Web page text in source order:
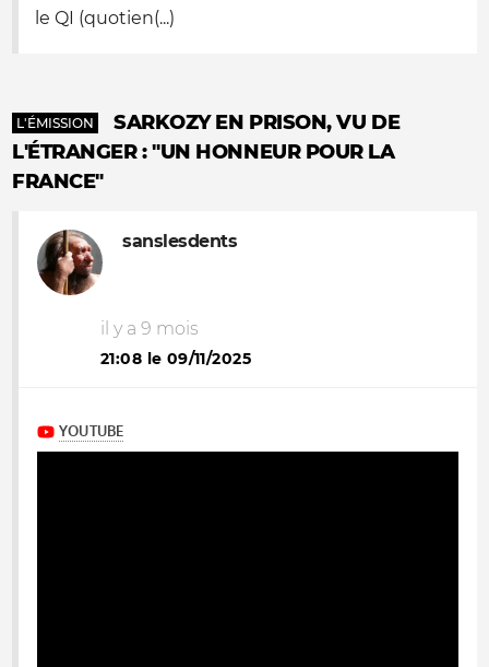
le QI (quotien(...)
L'ÉMISSION
SARKOZY EN PRISON, VU DE
L'ÉTRANGER : "UN HONNEUR POUR LA
FRANCE"
sanslesdents
il y a 9 mois
21:08 le 09/11/2025